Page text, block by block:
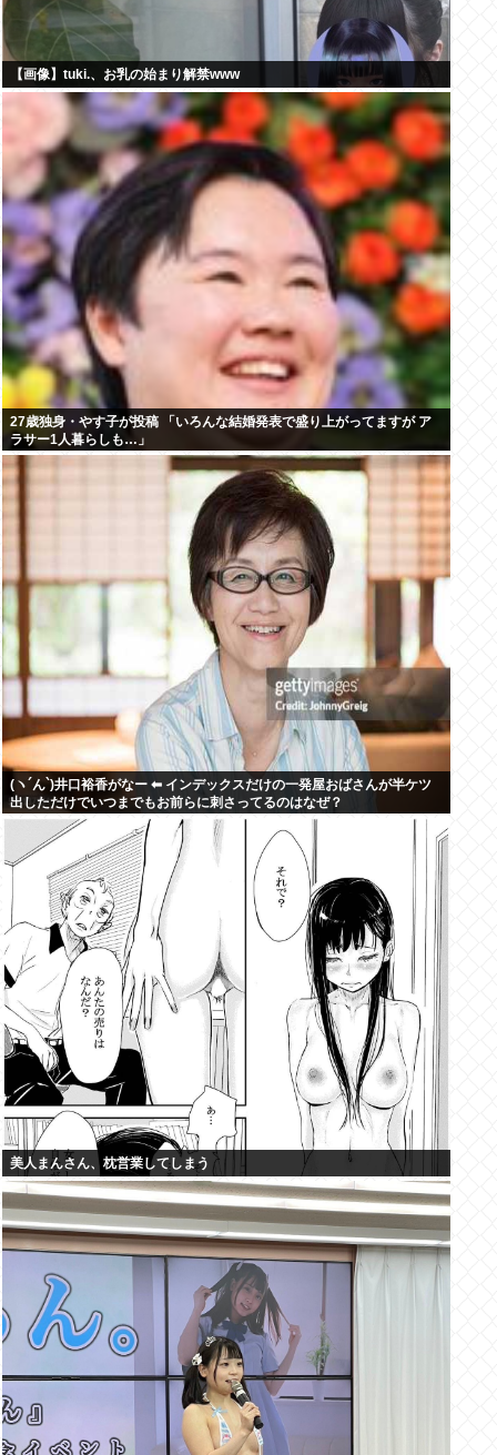
【画像】tuki.、お乳の始まり解禁www
27歳独身・やす子が投稿 「いろんな結婚発表で盛り上がってますが ア
ラサー1人暮らしも…」
(ヽ´ん`)井口裕香がなー ⬅ インデックスだけの一発屋おばさんが半ケツ
出しただけでいつまでもお前らに刺さってるのはなぜ？
美人まんさん、枕営業してしまう